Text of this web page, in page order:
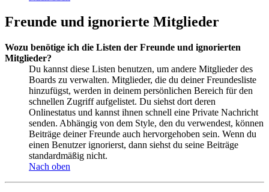
Freunde und ignorierte Mitglieder
Wozu benötige ich die Listen der Freunde und ignorierten
Mitglieder?
Du kannst diese Listen benutzen, um andere Mitglieder des
Boards zu verwalten. Mitglieder, die du deiner Freundesliste
hinzufügst, werden in deinem persönlichen Bereich für den
schnellen Zugriff aufgelistet. Du siehst dort deren
Onlinestatus und kannst ihnen schnell eine Private Nachricht
senden. Abhängig von dem Style, den du verwendest, können
Beiträge deiner Freunde auch hervorgehoben sein. Wenn du
einen Benutzer ignorierst, dann siehst du seine Beiträge
standardmäßig nicht.
Nach oben